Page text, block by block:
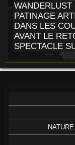
PATINAGE
DANS LES
AVANT LE
SPECTACLE